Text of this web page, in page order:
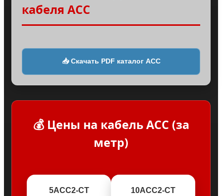
кабеля ACC
📥 Скачать PDF каталог ACC
💰 Цены на кабель ACC (за
метр)
5АСС2-CT 10АСС2-CT